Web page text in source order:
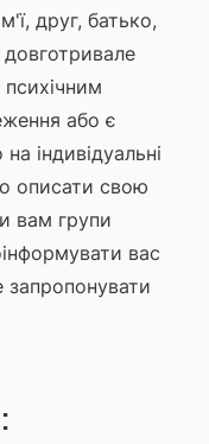
друг, батько,
або є
індивідуальні
описати свою
вам групи
вас